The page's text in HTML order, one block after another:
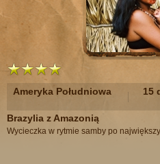
Ameryka Południowa 15
Brazylia z Amazonią
Wycieczka w rytmie samby po